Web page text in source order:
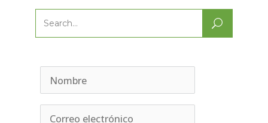
Search